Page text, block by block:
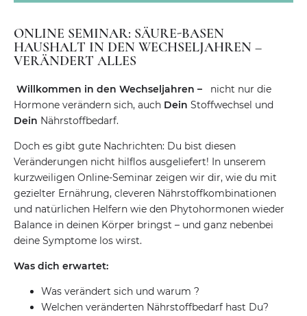
ONLINE SEMINAR: SÄURE-BASEN
HAUSHALT IN DEN WECHSELJAHREN –
VERÄNDERT ALLES
Willkommen in den Wechseljahren –
nicht nur die
Hormone verändern sich, auch Dein Stoffwechsel und
Dein Nährstoffbedarf.
Doch es gibt gute Nachrichten: Du bist diesen
Veränderungen nicht hilflos ausgeliefert! In unserem
kurzweiligen Online-Seminar zeigen wir dir, wie du mit
gezielter Ernährung, cleveren Nährstoffkombinationen
und natürlichen Helfern wie den Phytohormonen wieder
Balance in deinen Körper bringst – und ganz nebenbei
deine Symptome los wirst.
Was dich erwartet:
Was verändert sich und warum ?
Welchen veränderten Nährstoffbedarf hast Du?